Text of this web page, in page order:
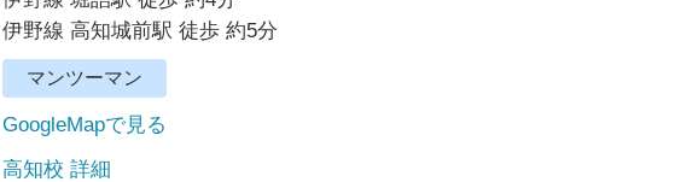
伊野線 高知城前駅 徒歩 約5分
マンツーマン
GoogleMapで見る
高知校 詳細